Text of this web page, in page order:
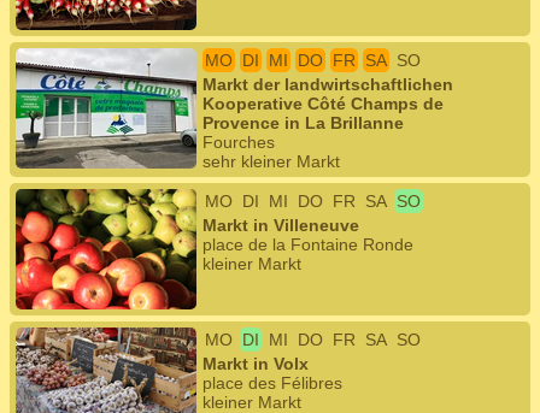
MO DI MI DO FR SA SO
Markt der landwirtschaftlichen
Kooperative Côté Champs de
Provence in La Brillanne
Fourches
sehr kleiner Markt
MO DI MI DO FR SA SO
Markt in Villeneuve
place de la Fontaine Ronde
kleiner Markt
MO DI MI DO FR SA SO
Markt in Volx
place des Félibres
kleiner Markt